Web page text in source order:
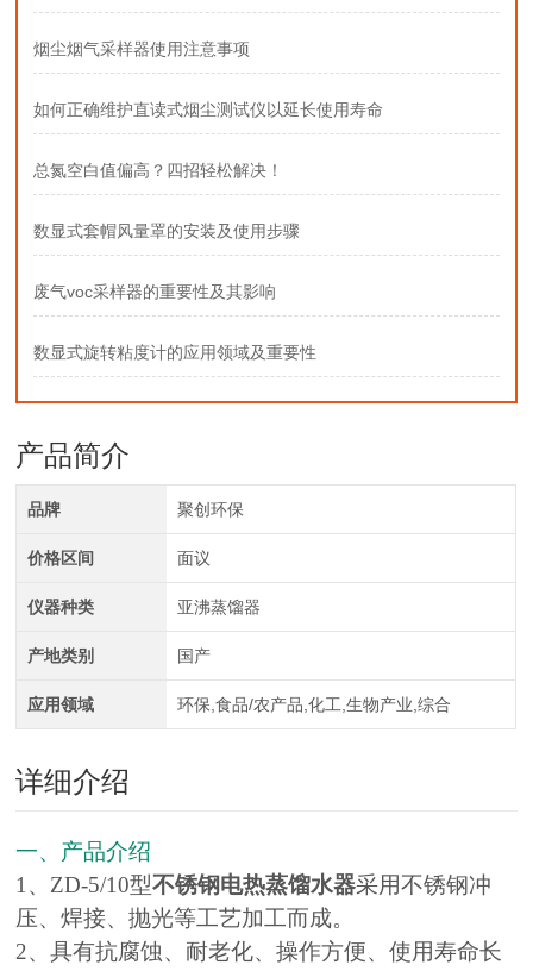
烟尘烟气采样器使用注意事项
如何正确维护直读式烟尘测试仪以延长使用寿命
总氮空白值偏高？四招轻松解决！
数显式套帽风量罩的安装及使用步骤
废气voc采样器的重要性及其影响
数显式旋转粘度计的应用领域及重要性
产品简介
品牌 聚创环保
价格区间 面议
仪器种类 亚沸蒸馏器
产地类别 国产
应用领域 环保,食品/农产品,化工,生物产业,综合
详细介绍
一、产品介绍
1、ZD-5/10型不锈钢电热蒸馏水器采用不锈钢冲
压、焊接、抛光等工艺加工而成。
2、具有抗腐蚀、耐老化、操作方便、使用寿命长